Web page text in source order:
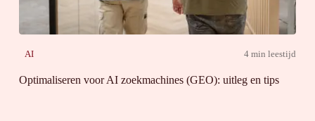
AI 4 min leestijd
Optimaliseren voor AI zoekmachines (GEO): uitleg en tips